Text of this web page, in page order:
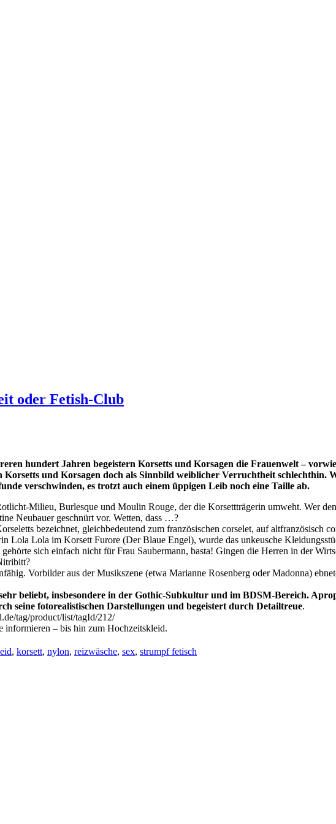
oder Fetish-Club
hundert Jahren begeistern Korsetts und Korsagen die Frauenwelt –
und Korsagen doch als Sinnbild weiblicher Verruchtheit schlechthin.
verschwinden, es trotzt auch einem üppigen Leib noch eine Taille ab.
Milieu, Burlesque und Moulin Rouge, der die Korsettträgerin umweht. Wer
Neubauer geschnürt vor. Wetten, dass …?
bezeichnet, gleichbedeutend zum französischen corselet, auf altfranzösisch
Lola Lola im Korsett Furore (Der Blaue Engel), wurde das unkeusche
sich einfach nicht für Frau Saubermann, basta! Gingen die Herren in der
Vorbilder aus der Musikszene (etwa Marianne Rosenberg oder Madonna)
beliebt, insbesondere in der Gothic-Subkultur und im BDSM-Bereich.
seine fotorealistischen Darstellungen und begeistert durch Detailtreue.
tag/product/list/tagId/212/
informieren – bis hin zum Hochzeitskleid.
, korsett, nylon, reizwäsche, sex, strumpf fetisch